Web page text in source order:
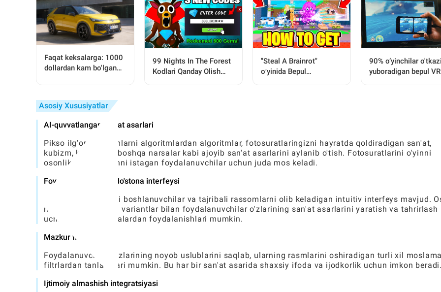
Faqat keksalarga: 1000
dollardan kam bo'lgan
topish mumkin
99 Nights In The Forest
Kodlari Qanday Olish
"Steal A Brainrot"
oʻyinida Bepul
90% o‘yinchilar
yuboradigan bepul VR
Asosiy Xususiyatlar
AI-quvvatlangan san'at asarlari
Pikso ilg'or algoritmlarni algoritmlardan algoritmlar, fotosuratlaringizni hayratda qoldiradigan san'at,
kubizm, kubizm va boshqa narsalar kabi ajoyib san'at asarlarini aylanib o'tish. Fotosuratlarini o'yinni
osonlikcha ko'tarishni istagan foydalanuvchilar uchun juda mos keladi.
Foydalanuvchilarga do'stona interfeysi
Ilovada ikkala yangi boshlanuvchilar va tajribali rassomlarni olib keladigan intuitiv interfeys mavjud.
navigatsiya va aniq variantlar bilan foydalanuvchilar o'zlarining san'at asarlarini yaratish va tahrirlash
uchun turli xil vositalardan foydalanishlari mumkin.
Mazkur filtrlar
Foydalanuvchilar o'zlarining noyob uslublarini saqlab, ularning rasmlarini oshiradigan turli xil
filtrlardan tanlashlari mumkin. Bu har bir san'at asarida shaxsiy ifoda va ijodkorlik uchun imkon beradi.
Ijtimoiy almashish integratsiyasi